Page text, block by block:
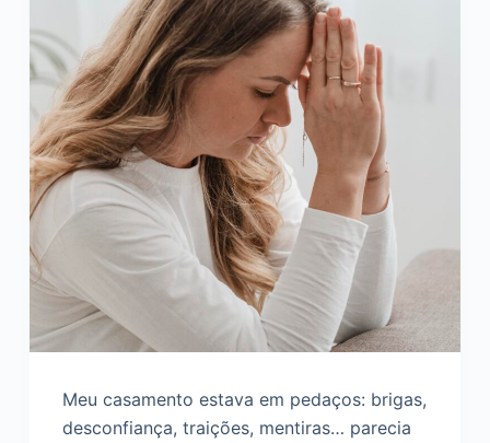
Meu casamento estava em pedaços: brigas,
desconfiança, traições, mentiras… parecia